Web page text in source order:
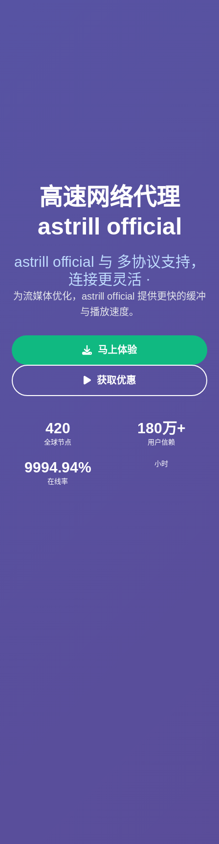
高速网络代理
astrill official
astrill official 与 多协议支持，
连接更灵活 ·
为流媒体优化，astrill official 提供更快的缓冲
与播放速度。
马上体验
获取优惠
420
全球节点
180万+
用户信赖
9994.94%
在线率
小时